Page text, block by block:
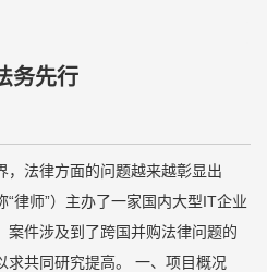
务先行
法律方面的问题越来越彰显出
律师”）主办了一家国内大型IT企业
案件涉及到了跨国并购法律问题的
求共同研究提高。 一、项目概况